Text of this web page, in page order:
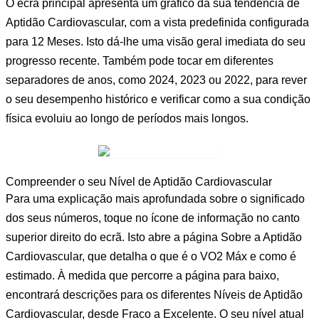
O ecrã principal apresenta um gráfico da sua tendência de
Aptidão Cardiovascular, com a vista predefinida configurada
para 12 Meses. Isto dá-lhe uma visão geral imediata do seu
progresso recente. Também pode tocar em diferentes
separadores de anos, como 2024, 2023 ou 2022, para rever
o seu desempenho histórico e verificar como a sua condição
física evoluiu ao longo de períodos mais longos.
Compreender o seu Nível de Aptidão Cardiovascular
Para uma explicação mais aprofundada sobre o significado
dos seus números, toque no ícone de informação no canto
superior direito do ecrã. Isto abre a página Sobre a Aptidão
Cardiovascular, que detalha o que é o VO2 Máx e como é
estimado. À medida que percorre a página para baixo,
encontrará descrições para os diferentes Níveis de Aptidão
Cardiovascular, desde Fraco a Excelente. O seu nível atual